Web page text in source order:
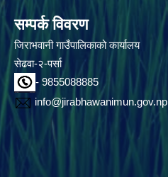
सम्पर्क विवरण
जिराभवानी गाउँपालिकाको कार्यालय
सेढवा-२-पर्सा
- 9855088885
info@jirabhawanimun.gov.np